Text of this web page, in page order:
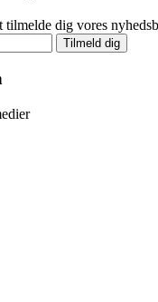
tilmelde dig vores
Tilmeld dig